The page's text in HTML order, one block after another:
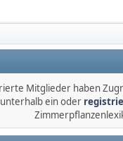
Mitglieder haben
ein oder